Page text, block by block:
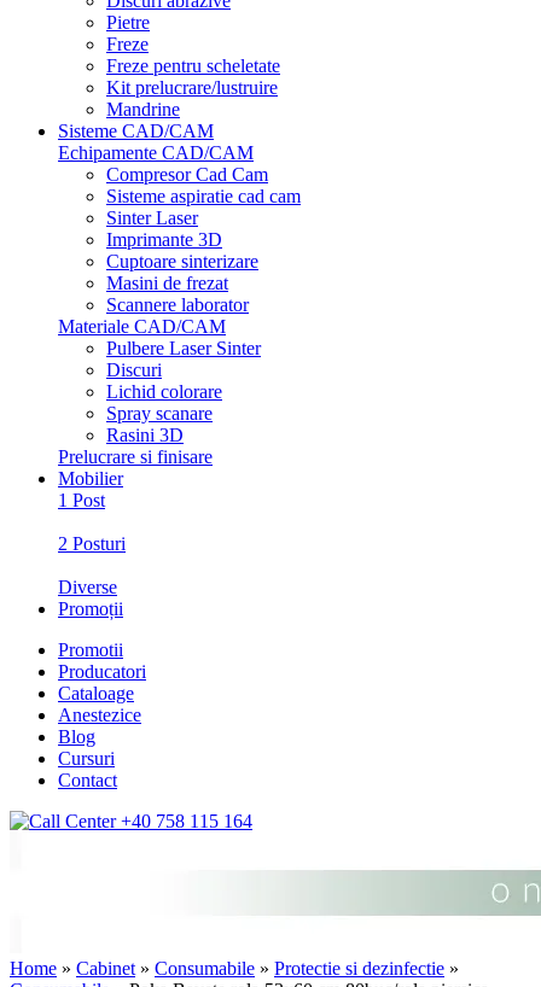
Pietre
Freze
Freze pentru scheletate
Kit prelucrare/lustruire
Mandrine
Sisteme CAD/CAM
Echipamente CAD/CAM
Compresor Cad Cam
Sisteme aspiratie cad cam
Sinter Laser
Imprimante 3D
Cuptoare sinterizare
Masini de frezat
Scannere laborator
Materiale CAD/CAM
Pulbere Laser Sinter
Discuri
Lichid colorare
Spray scanare
Rasini 3D
Prelucrare si finisare
Mobilier
1 Post
2 Posturi
Diverse
Promoții
Promotii
Producatori
Cataloage
Anestezice
Blog
Cursuri
Contact
+40 758 115 164
Home » Cabinet » Consumabile » Protectie si dezinfectie »